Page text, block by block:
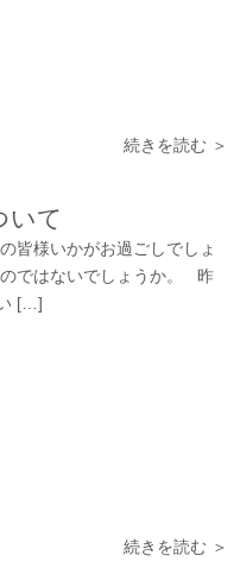
続きを読む ＞
いて
皆様いかがお過ごしでしょ
ではないでしょうか。 昨
[…]
続きを読む ＞